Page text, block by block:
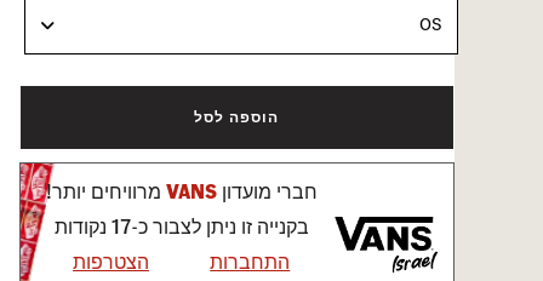
OS
הוספה לסל
חברי מועדוןVANS מרוויחים יותר!
בקנייה זו ניתן לצבור כ-17 נקודות
התחברות
הצטרפות